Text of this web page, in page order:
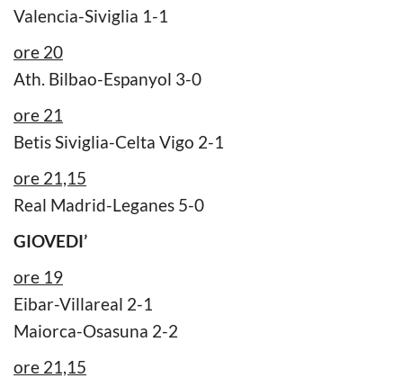
Valencia-Siviglia 1-1
ore 20
Ath. Bilbao-Espanyol 3-0
ore 21
Betis Siviglia-Celta Vigo 2-1
ore 21,15
Real Madrid-Leganes 5-0
GIOVEDI’
ore 19
Eibar-Villareal 2-1
Maiorca-Osasuna 2-2
ore 21,15